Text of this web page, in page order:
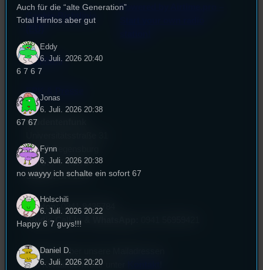
Cookie-Richtlinie
Empfang
EPK & Presse
Powered by Airtime.pro –
Studentenfunk
93053 Regensburg
Büro:PT 4.0.73
Studio:SH 1.39
Telefon:0941 9435784
Studio Call-In & WhatsApp:
Überblick über unsere Mailadressen
und Kontaktformular unter
Auch für die “alte Generation”
Total Hirnlos aber gut
Eddy
6. Juli. 2026 20:40
6 7 6 7
Jonas
6. Juli. 2026 20:38
67 67
Fynn
6. Juli. 2026 20:38
no wayyy ich schalte ein sofort 67
Holschili
6. Juli. 2026 20:22
Happy 6 7 guys!!!
Daniel D.
6. Juli. 2026 20:20